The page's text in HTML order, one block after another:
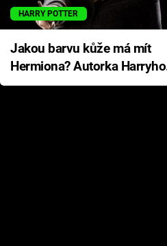
HARRY POTTER
Jakou barvu kůže má mít
Hermiona? Autorka Harryho
Pottera přišla s ráznou